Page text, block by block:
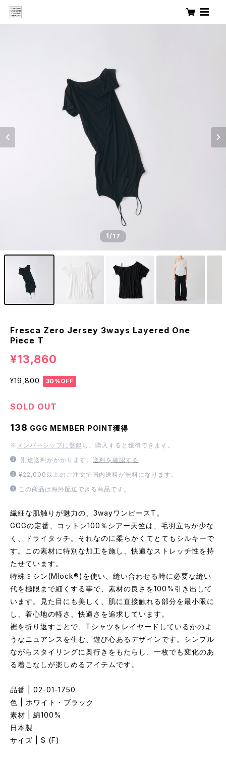
1/17
Fresca Zero Jersey 3ways Layered One
Piece T
¥13,860
¥19,800 30%OFF
SOLD OUT
138 GGG MEMBER POINT獲得
※ メンバーシップに登録 し、購入すると獲得できます。
別途送料がかかります。 送料を確認する
¥22,000以上のご注文で国内送料が無料になります。
この商品は海外配送できる商品です。
繊細な肌触りが魅力の、3wayワンピースT。
GGGの定番、コットン100％シアー天竺は、毛羽立ちが少な
く、ドライタッチ。それなのに柔らかくてとてもシルキーで
す。この素材に特別な加工を施し、快適なストレッチ性を持
たせています。
特殊ミシン(Mlock®)を使い、縫い合わせる時に必要な縫い
代を極限まで細くする事で、素材の良さを100%引き出して
います。見た目にも美しく、肌に直接触れる部分を最小限に
し、着心地の軽さ、快適さを追求しています。
裾を折り返すことで、Tシャツをレイヤードしているかのよ
うなニュアンスを生む、遊び心あるデザインです。シンプル
ながらスタイリングに奥行きをもたらし、一枚でも変化のあ
る着こなしが楽しめるアイテムです。
品番 | 02-01-1750
色 | ホワイト・ブラック
素材 | 綿100%
日本製
サイズ | S (F)